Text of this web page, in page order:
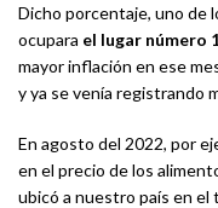
Dicho porcentaje, uno de
ocupara el lugar número
mayor inflación en ese
y ya se venía registrando
En agosto del 2022, por
en el precio de los
ubicó a nuestro país en el